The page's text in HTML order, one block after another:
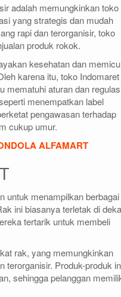
adalah memungkinkan toko
yang strategis dan mudah
rapi dan terorganisir, toko
produk rokok.
kesehatan dan memicu
karena itu, toko
mematuhi aturan dan
menempatkan label
pengawasan terhadap
cukup umur.
ALFAMART
untuk menampilkan berbagai
ini biasanya terletak di
tertarik untuk membeli
rak, yang memungkinkan
terorganisir. Produk-produk
sehingga pelanggan